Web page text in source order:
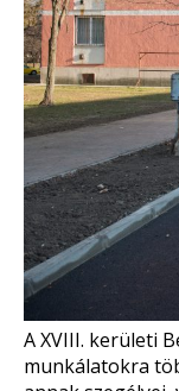
A XVIII. kerületi
munkálatokra